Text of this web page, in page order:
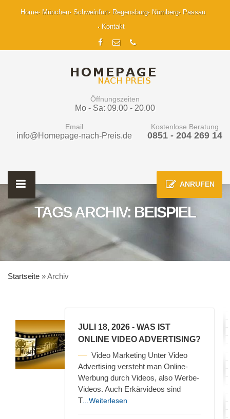
Home München Schweinfurt Regensburg Nürnberg
Passau
Kontakt
Öffnungszeiten
Mo - Sa: 09.00 - 20.00
Email
info@Homepage-nach-Preis.de
Kostenlose Beratung
0851 - 204 269 14
ANRUFEN
TAGS ARCHIV: BEISPIEL
Startseite »Archiv
JULI 18, 2026 - WAS IST
ONLINE VIDEO ADVERTISING?
Video Marketing Unter Video
Advertising versteht man Online-
Werbung durch Videos, also Werbe-
Videos. Auch Erkärvideos sind
T ...Weiterlesen